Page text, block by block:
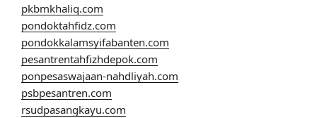
pkbmkhaliq.com
pondoktahfidz.com
pondokkalamsyifabanten.com
pesantrentahfizhdepok.com
ponpesaswajaan-nahdliyah.com
psbpesantren.com
rsudpasangkayu.com